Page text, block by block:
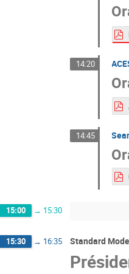
14:20
14:45
15:00 → 15:30
15:30 → 16:35 Standard